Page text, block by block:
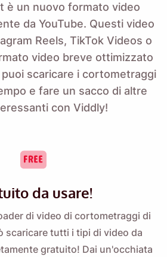
è un nuovo formato video
da YouTube. Questi video
Reels, TikTok Videos o
video breve ottimizzato
scaricare i cortometraggi
e fare un sacco di altre
con Viddly!
da usare!
di video di cortometraggi di
scaricare tutti i tipi di video da
gratuito! Dai un'occhiata